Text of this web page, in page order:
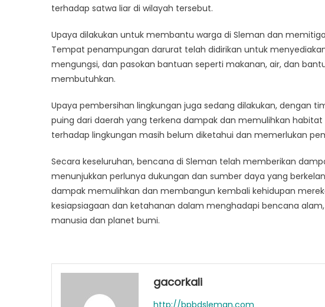
terhadap satwa liar di wilayah tersebut.
Upaya dilakukan untuk membantu warga di Sleman dan
Tempat penampungan darurat telah didirikan untuk
mengungsi, dan pasokan bantuan seperti makanan, air, dan
membutuhkan.
Upaya pembersihan lingkungan juga sedang dilakukan, dengan
puing dari daerah yang terkena dampak dan memulihkan
terhadap lingkungan masih belum diketahui dan memerlukan
Secara keseluruhan, bencana di Sleman telah memberikan
menunjukkan perlunya dukungan dan sumber daya yang
dampak memulihkan dan membangun kembali kehidupan
kesiapsiagaan dan ketahanan dalam menghadapi bencana
manusia dan planet bumi.
gacorkali
http://bpbdsleman.com